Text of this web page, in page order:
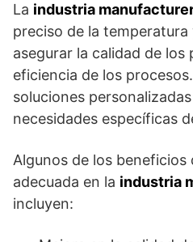
La industria
preciso de la temperatura
asegurar la calidad de los
eficiencia de los
soluciones
necesidades específicas
Algunos de los beneficios
adecuada en la industria
incluyen: